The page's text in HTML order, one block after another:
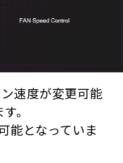
速度が変更可能
。
能となっていま